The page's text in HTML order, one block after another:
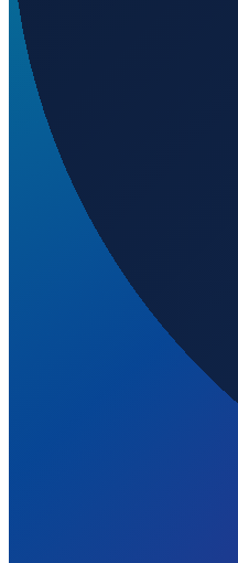
Buenos Aires